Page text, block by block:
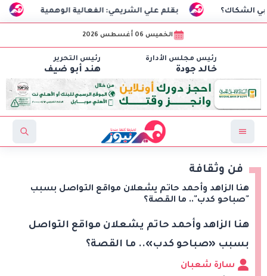
السفير بقلم علي الشريمي: الفعالية الوهمية
الخميس 06 أغسطس 2026
رئيس مجلس الأدارة
خالد جودة
رئيس التحرير
هند أبو ضيف
فن وثقافة
هنا الزاهد وأحمد حاتم يشعلان مواقع التواصل بسبب
"صباحو كدب".. ما القصة؟
هنا الزاهد وأحمد حاتم يشعلان مواقع التواصل
بسبب «صباحو كدب».. ما القصة؟
سارة شعبان